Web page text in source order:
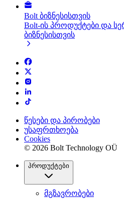
Bolt ბიზნესისთვის
Bolt-ის პროდუქტები და
ბიზნესისთვის
წესები და პირობები
უსაფრთხოება
Cookies
© 2026 Bolt Technology OÜ
პროდუქტები
მგზავრობები